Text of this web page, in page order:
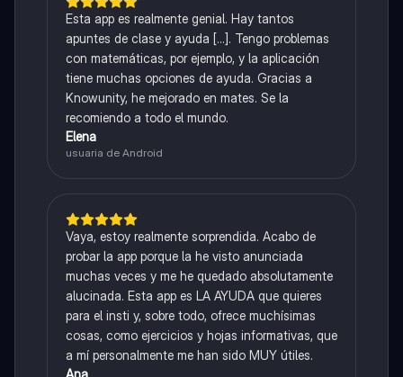
Esta app es realmente genial. Hay tantos
apuntes de clase y ayuda [...]. Tengo problemas
con matemáticas, por ejemplo, y la aplicación
tiene muchas opciones de ayuda. Gracias a
Knowunity, he mejorado en mates. Se la
recomiendo a todo el mundo.
Elena
usuaria de Android
Vaya, estoy realmente sorprendida. Acabo de
probar la app porque la he visto anunciada
muchas veces y me he quedado absolutamente
alucinada. Esta app es LA AYUDA que quieres
para el insti y, sobre todo, ofrece muchísimas
cosas, como ejercicios y hojas informativas, que
a mí personalmente me han sido MUY útiles.
Ana